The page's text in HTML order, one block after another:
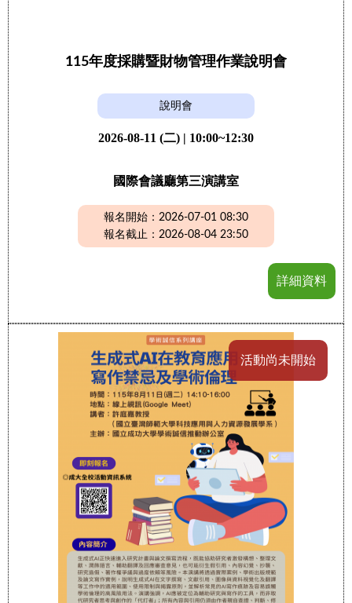
115年度採購暨財物管理作業說明會
說明會
2026-08-11 (二) | 10:00~12:30
國際會議廳第三演講室
報名開始：2026-07-01 08:30
報名截止：2026-08-04 23:50
詳細資料
活動尚未開始